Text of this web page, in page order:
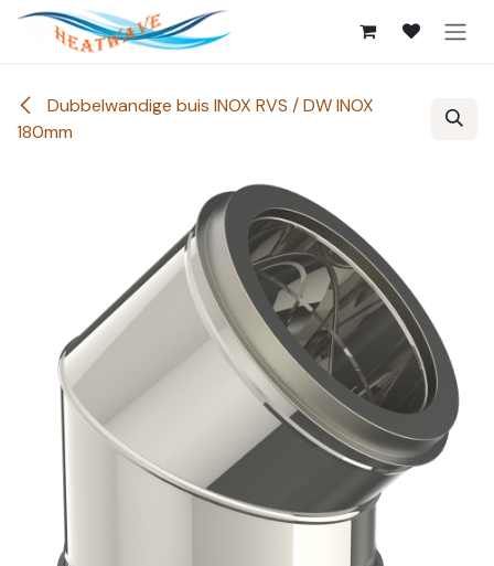
Overslaan naar inhoud
Dubbelwandige buis INOX RVS / DW INOX
180mm